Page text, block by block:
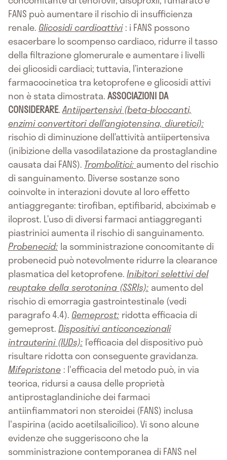
FANS può aumentare il rischio di insufficienza
renale. Glicosidi cardioattivi : i FANS possono
esacerbare lo scompenso cardiaco, ridurre il tasso
della filtrazione glomerurale e aumentare i livelli
dei glicosidi cardiaci; tuttavia, l’interazione
farmacocinetica tra ketoprofene e glicosidi attivi
non è stata dimostrata.ASSOCIAZIONI DA
CONSIDERARE.Antiipertensivi (beta-bloccanti,
enzimi convertitori dell’angiotensina, diuretici):
rischio di diminuzione dell’attività antiipertensiva
(inibizione della vasodilatazione da prostaglandine
causata dai FANS). Trombolitici: aumento del rischio
di sanguinamento. Diverse sostanze sono
coinvolte in interazioni dovute al loro effetto
antiaggregante: tirofiban, eptifibarid, abciximab e
iloprost. L’uso di diversi farmaci antiaggreganti
piastrinici aumenta il rischio di sanguinamento.
Probenecid: la somministrazione concomitante di
probenecid può notevolmente ridurre la clearance
plasmatica del ketoprofene.Inibitori selettivi del
reuptake della serotonina (SSRIs): aumento del
rischio di emorragia gastrointestinale (vedi
paragrafo 4.4). Gemeprost: ridotta efficacia di
gemeprost.Dispositivi anticoncezionali
intrauterini (IUDs): l’efficacia del dispositivo può
risultare ridotta con conseguente gravidanza.
Mifepristone : l'efficacia del metodo può, in via
teorica, ridursi a causa delle proprietà
antiprostaglandiniche dei farmaci
antiinfiammatori non steroidei (FANS) inclusa
l'aspirina (acido acetilsalicilico). Vi sono alcune
evidenze che suggeriscono che la
somministrazione contemporanea di FANS nel